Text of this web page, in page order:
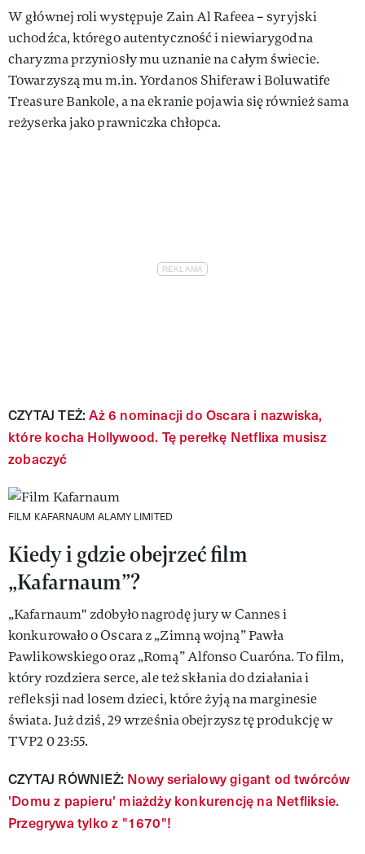
W głównej roli występuje Zain Al Rafeea – syryjski
uchodźca, którego autentyczność i niewiarygodna
charyzma przyniosły mu uznanie na całym świecie.
Towarzyszą mu m.in. Yordanos Shiferaw i Boluwatife
Treasure Bankole, a na ekranie pojawia się również sama
reżyserka jako prawniczka chłopca.
CZYTAJ TEŻ:Aż 6 nominacji do Oscara i nazwiska,
które kocha Hollywood. Tę perełkę Netflixa musisz
zobaczyć
FILM KAFARNAUM ALAMY LIMITED
Kiedy i gdzie obejrzeć film
„Kafarnaum”?
„Kafarnaum" zdobyło nagrodę jury w Cannes i
konkurowało o Oscara z „Zimną wojną” Pawła
Pawlikowskiego oraz „Romą” Alfonso Cuaróna. To film,
który rozdziera serce, ale też skłania do działania i
refleksji nad losem dzieci, które żyją na marginesie
świata. Już dziś, 29 września obejrzysz tę produkcję w
TVP2 0 23:55.
CZYTAJ RÓWNIEŻ: Nowy serialowy gigant od twórców
'Domu z papieru' miażdży konkurencję na Netfliksie.
Przegrywa tylko z "1670"!